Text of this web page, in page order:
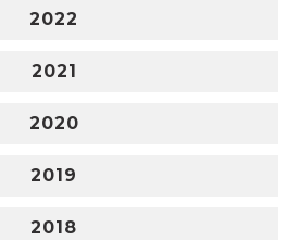
2022
2021
2020
2019
2018